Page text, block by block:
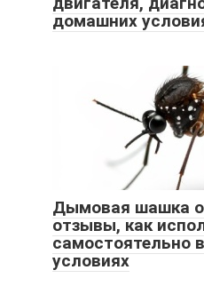
домашних
Дымовая шашка
отзывы, как
самостоятельно
условиях